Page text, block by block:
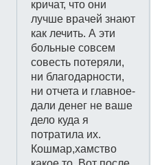
кричат, что они
лучше врачей знают
как лечить. А эти
больные совсем
совесть потеряли,
ни благодарности,
ни отчета и главное-
дали денег не ваше
дело куда я
потратила их.
Кошмар,хамство